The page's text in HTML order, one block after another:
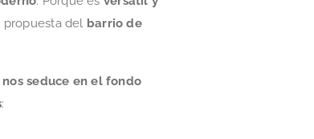
propuesta del barrio de
seduce en el fondo
: